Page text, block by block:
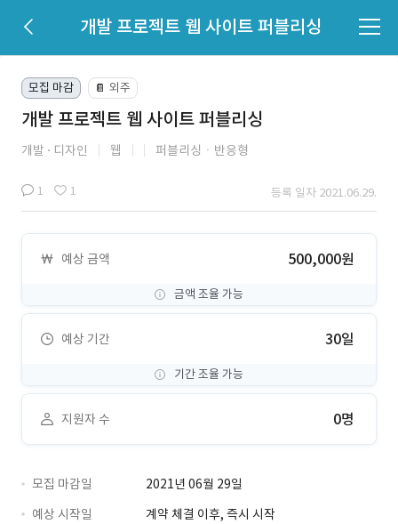
개발 프로젝트 웹 사이트 퍼블리싱
모집 마감 📔 외주
개발 프로젝트 웹 사이트 퍼블리싱
개발 디자인 웹 퍼블리싱ㆍ반응형
1 1 등록 일자 2021.06.29.
예상 금액 500,000원
금액 조율 가능
예상 기간 30일
기간 조율 가능
지원자 수 0명
모집 마감일
2021년 06월 29일
예상 시작일
계약 체결 이후, 즉시 시작